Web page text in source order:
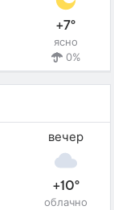
+7°
ясно
0%
вечер
+10°
облачно